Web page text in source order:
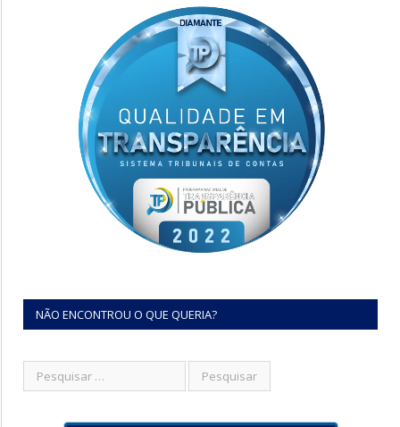
NÃO ENCONTROU O QUE QUERIA?